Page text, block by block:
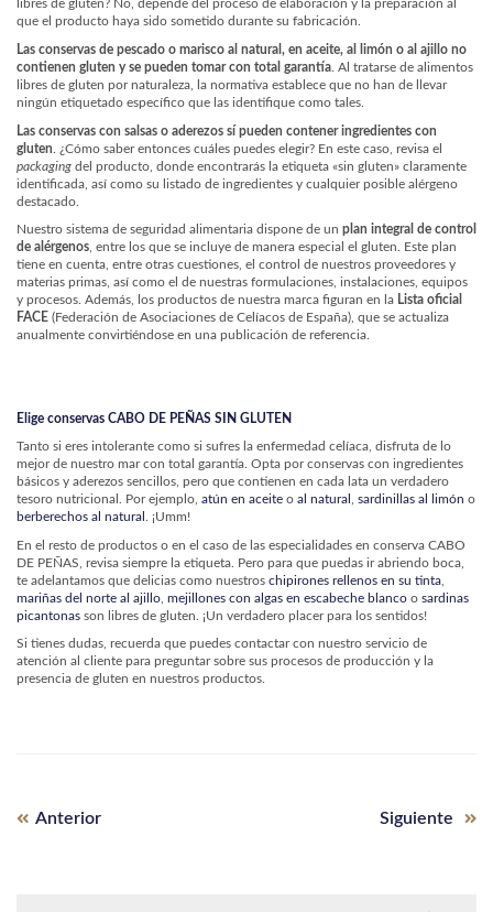
libres de gluten? No, depende del proceso de elaboración y la preparación al
que el producto haya sido sometido durante su fabricación.
Las conservas de pescado o marisco al natural, en aceite, al limón o al ajillo no
contienen gluten y se pueden tomar con total garantía . Al tratarse de alimentos
libres de gluten por naturaleza, la normativa establece que no han de llevar
ningún etiquetado específico que las identifique como tales.
Las conservas con salsas o aderezos sí pueden contener ingredientes con
gluten . ¿Cómo saber entonces cuáles puedes elegir? En este caso, revisa el
packaging del producto, donde encontrarás la etiqueta «sin gluten» claramente
identificada, así como su listado de ingredientes y cualquier posible alérgeno
destacado.
Nuestro sistema de seguridad alimentaria dispone de un plan integral de control
de alérgenos , entre los que se incluye de manera especial el gluten. Este plan
tiene en cuenta, entre otras cuestiones, el control de nuestros proveedores y
materias primas, así como el de nuestras formulaciones, instalaciones, equipos
y procesos. Además, los productos de nuestra marca figuran en la Lista oficial
FACE (Federación de Asociaciones de Celíacos de España), que se actualiza
anualmente convirtiéndose en una publicación de referencia.
Elige conservas CABO DE PEÑAS SIN GLUTEN
Tanto si eres intolerante como si sufres la enfermedad celíaca, disfruta de lo
mejor de nuestro mar con total garantía. Opta por conservas con ingredientes
básicos y aderezos sencillos, pero que contienen en cada lata un verdadero
tesoro nutricional. Por ejemplo, atún en aceite o al natural sardinillas al limón o
berberechos al natural
. ¡Umm!
En el resto de productos o en el caso de las especialidades en conserva CABO
DE PEÑAS, revisa siempre la etiqueta. Pero para que puedas ir abriendo boca,
te adelantamos que delicias como nuestros chipirones rellenos en su tinta
mariñas del norte al ajillo mejillones con algas en escabeche blanco o sardinas
picantonas son libres de gluten. ¡Un verdadero placer para los sentidos!
Si tienes dudas, recuerda que puedes contactar con nuestro servicio de
atención al cliente para preguntar sobre sus procesos de producción y la
presencia de gluten en nuestros productos.
Navegación
Entrada
Anterior
Siguiente
Siguiente